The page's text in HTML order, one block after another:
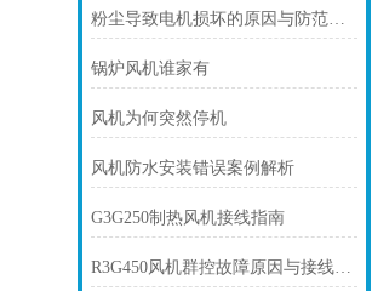
粉尘导致电机损坏的原因与防范措施
锅炉风机谁家有
风机为何突然停机
风机防水安装错误案例解析
G3G250制热风机接线指南
R3G450风机群控故障原因与接线避坑指南